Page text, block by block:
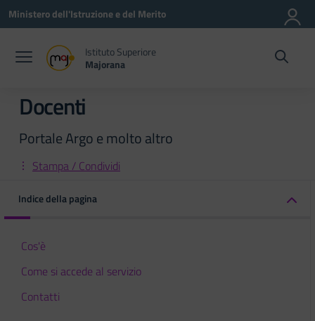
Vai ai contenuti
Vai al menu di navigazione
Vai al footer
Ministero dell'Istruzione e del Merito
Istituto Superiore
Majorana
Docenti
Portale Argo e molto altro
Stampa / Condividi
Indice della pagina
Cos'è
Come si accede al servizio
Contatti